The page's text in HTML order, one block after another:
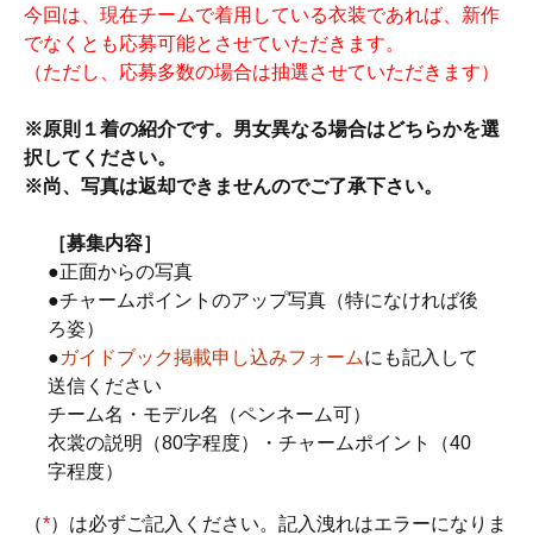
今回は、現在チームで着用している衣装であれば、新作
でなくとも応募可能とさせていただきます。
（ただし、応募多数の場合は抽選させていただきます）
※原則１着の紹介です。男女異なる場合はどちらかを選
択してください。
※尚、写真は返却できませんのでご了承下さい。
［募集内容］
●正面からの写真
●チャームポイントのアップ写真（特になければ後
ろ姿）
●ガイドブック掲載申し込みフォームにも記入して
送信ください
チーム名・モデル名（ペンネーム可）
衣裳の説明（80字程度）・チャームポイント（40
字程度）
（*）は必ずご記入ください。記入洩れはエラーになりま